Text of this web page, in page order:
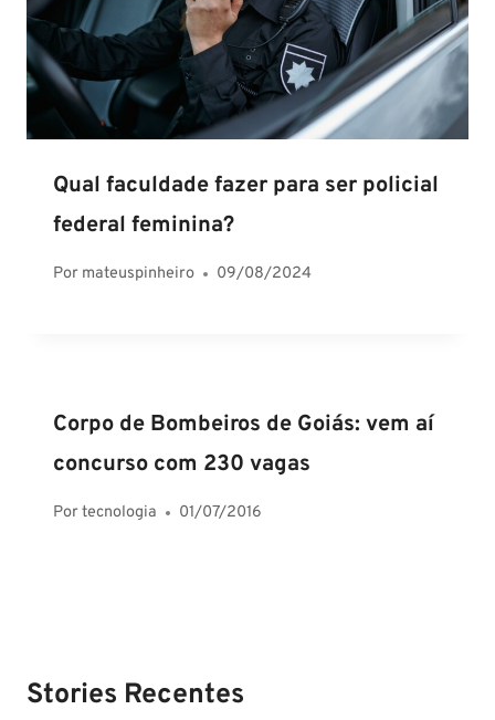
Qual faculdade fazer para ser policial
federal feminina?
Por mateuspinheiro 09/08/2024
Corpo de Bombeiros de Goiás: vem aí
concurso com 230 vagas
Portecnologia 01/07/2016
Stories Recentes